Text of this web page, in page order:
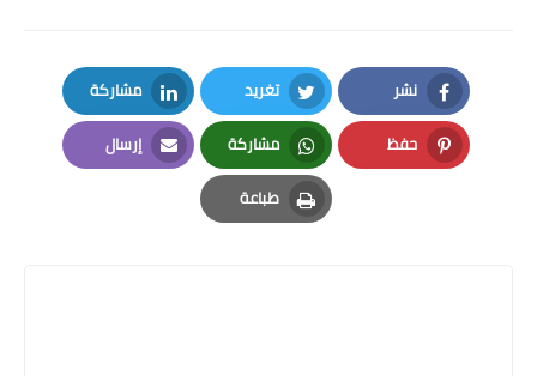
نشر
Facebook
تغريد
Twitter
مشاركة
LinkedIn
حفظ
Pinterest
مشاركة
Whatsapp
إرسال
Email
طباعة
Print